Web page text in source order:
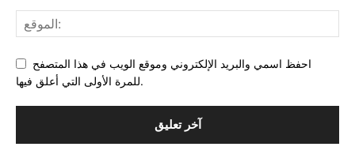
احفظ اسمي والبريد الإلكتروني وموقع الويب في هذا المتصفح
للمرة الأولى التي أعلق فيها.